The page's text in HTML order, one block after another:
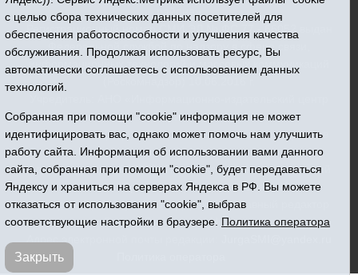
Регистрационный номер СМИ ЭЛ № ФС 77 - 66052 выдан
Федеральной службой по надзору в сфере связи,
«Призыв»
Все права защищены © При использовании материалов
ссылка обязательна
Адрес редакции: 627250, Тюменская область, Юргинский
район, с. Юргинское, ул. Центральная, 49
Телефон: 8(34543)2-46-89. Директор - главный редактор
Галина Васильевна Ниязова
Адрес электронной почты редакции:
с целью сбора технических данных посетителей для
обеспечения работоспособности и улучшения качества
обслуживания. Продолжая использовать ресурс, Вы
автоматически соглашаетесь с использованием данных
технологий.
Собранная при помощи "cookie" информация не может
идентифицировать вас, однако может помочь нам улучшить
работу сайта. Информация об использовании вами данного
сайта, собранная при помощи "cookie", будет передаваться
Яндексу и храниться на серверах Яндекса в РФ. Вы можете
отказаться от использования "cookie", выбрав
соответствующие настройки в браузере. Политика оператора
Закрыть